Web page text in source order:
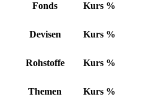
Fonds Kurs %
Devisen Kurs %
Rohstoffe Kurs %
Themen Kurs %